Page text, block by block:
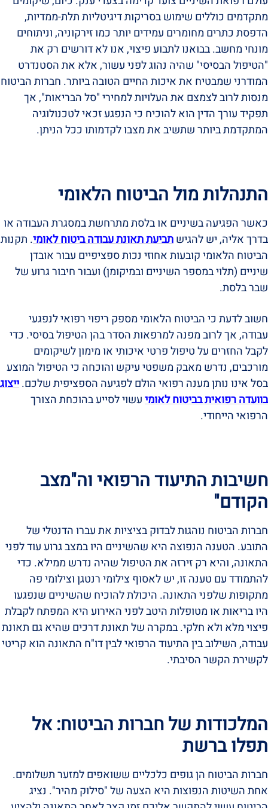
מתקדמים כוללים שימוש בסריקות דיגיטליות תלת-ממדיות,
הדפסת כתרים מחומרים עמידים יותר כמו זירקוניה, וניתוחים
מונחי מחשב. בבואנו לתבוע פיצוי, אנו לא דורשים רק את
"הטיפול הבסיסי" שהיה נהוג לפני עשור, אלא את הסטנדרט
המודרני שמבטיח את איכות החיים הטובה ביותר. חברות הביטוח
מנסות לרוב לצמצם את העלויות למחירי "סל הבריאות", אך
תפקיד עורך הדין הוא להוכיח כי הנפגע זכאי לטכנולוגיה
המתקדמת ביותר שתשיב את מצבו לקדמותו ככל הניתן.
התנהלות מול הביטוח הלאומי
כאשר הפגיעה בשיניים או בלסת מתרחשת במסגרת העבודה או
בדרך אליה, יש להגישתביעת תאונת עבודה ביטוח לאומי. תקנות
הביטוח הלאומי קובעות אחוזי נכות ספציפיים עבור אובדן
שיניים (תלוי במספר השיניים ובמיקומן) ועבור חיבור גרוע של
שבר בלסת.
חשוב לדעת כי הביטוח הלאומי מספק ריפוי רפואי לנפגעי
עבודה, אך לרוב מפנה למרפאות הסדר בהן הטיפול בסיסי. כדי
לקבל החזרים על טיפול פרטי איכותי או מימון לשיקומים
מורכבים, נדרש מאבק משפטי עיקש והוכחה כי הטיפול המוצע
בסל אינו נותן מענה רפואי הולם לפגיעה הספציפית שלכם.ייצוג
בוועדה רפואית בביטוח לאומיעשוי לסייע בהוכחת הצורך
הרפואי הייחודי.
חשיבות התיעוד הרפואי וה"מצב
הקודם"
חברות הביטוח נוהגות לבדוק בציציות את עברו הדנטלי של
התובע. הטענה הנפוצה היא שהשיניים היו במצב גרוע עוד לפני
התאונה, והיא רק זירזה את הטיפול שהיה נדרש ממילא. כדי
להתמודד עם טענה זו, יש לאסוף צילומי רנטגן וצילומי פה
מתקופות שלפני התאונה. היכולת להוכיח שהשיניים שנפגעו
היו בריאות או מטופלות היטב לפני האירוע היא המפתח לקבלת
פיצוי מלא ולא חלקי. במקרה של תאונת דרכים שהיא גם תאונת
עבודה, השילוב בין התיעוד הרפואי לבין דו"ח התאונה הוא קריטי
לקשירת הקשר הסיבתי.
המלכודות של חברות הביטוח: אל
תפלו ברשת
חברות הביטוח הן גופים כלכליים ששואפים למזער תשלומים.
אחת השיטות הנפוצות היא הצעה של "סילוק מהיר". נציג